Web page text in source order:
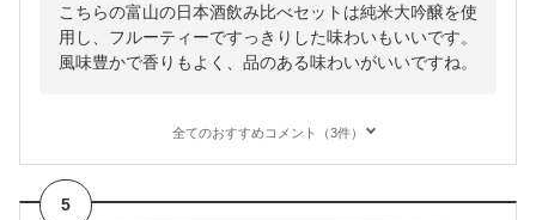
こちらの富山の日本酒飲み比べセットは純米大吟醸を使
用し、フルーティーですっきりした味わいもいいです。
風味豊かで香りもよく、品のある味わいがいいですね。
全てのおすすめコメント（3件）
5